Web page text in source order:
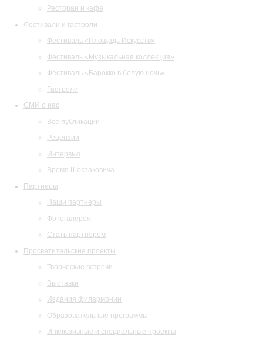
Ресторан и кафе
Фестивали и гастроли
Фестиваль «Площадь Искусств»
Фестиваль «Музыкальная коллекция»
Фестиваль «Барокко в белую ночь»
Гастроли
СМИ о нас
Все публикации
Рецензии
Интервью
Время Шостаковича
Партнеры
Наши партнеры
Фотогалерея
Стать партнером
Просветительские проекты
Творческие встречи
Выставки
Издания филармонии
Образовательные программы
Инклюзивные и специальные проекты